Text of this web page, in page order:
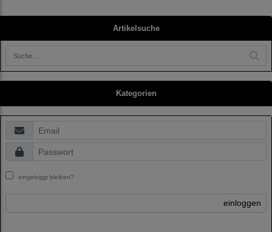
Artikelsuche
Kategorien
eingeloggt bleiben?
einloggen